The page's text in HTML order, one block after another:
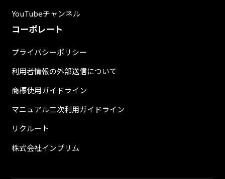
YouTubeチャンネル
コーポレート
プライバシーポリシー
利用者情報の外部送信について
商標使用ガイドライン
マニュアル二次利用ガイドライン
リクルート
株式会社インプリム